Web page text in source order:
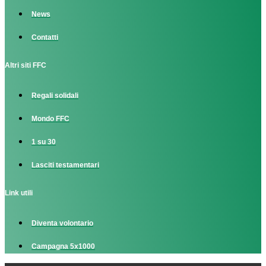
News
Contatti
Altri siti FFC
Regali solidali
Mondo FFC
1 su 30
Lasciti testamentari
Link utili
Diventa volontario
Campagna 5x1000